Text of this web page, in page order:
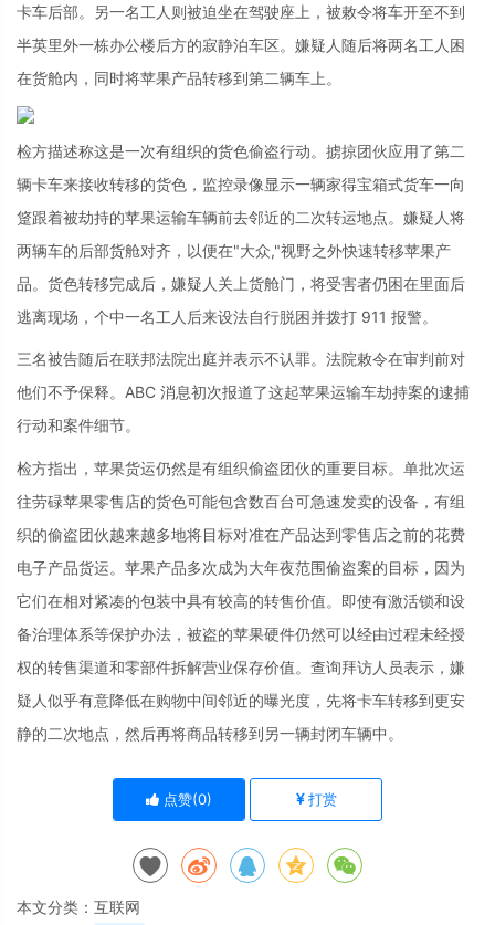
卡车后部。另一名工人则被迫坐在驾驶座上，被敕令将车开至不到
半英里外一栋办公楼后方的寂静泊车区。嫌疑人随后将两名工人困
在货舱内，同时将苹果产品转移到第二辆车上。
检方描述称这是一次有组织的货色偷盗行动。掳掠团伙应用了第二
辆卡车来接收转移的货色，监控录像显示一辆家得宝箱式货车一向
跾跟着被劫持的苹果运输车辆前去邻近的二次转运地点。嫌疑人将
两辆车的后部货舱对齐，以便在"大众,"视野之外快速转移苹果产
品。货色转移完成后，嫌疑人关上货舱门，将受害者仍困在里面后
逃离现场，个中一名工人后来设法自行脱困并拨打 911 报警。
三名被告随后在联邦法院出庭并表示不认罪。法院敕令在审判前对
他们不予保释。ABC 消息初次报道了这起苹果运输车劫持案的逮捕
行动和案件细节。
检方指出，苹果货运仍然是有组织偷盗团伙的重要目标。单批次运
往劳碌苹果零售店的货色可能包含数百台可急速发卖的设备，有组
织的偷盗团伙越来越多地将目标对准在产品达到零售店之前的花费
电子产品货运。苹果产品多次成为大年夜范围偷盗案的目标，因为
它们在相对紧凑的包装中具有较高的转售价值。即使有激活锁和设
备治理体系等保护办法，被盗的苹果硬件仍然可以经由过程未经授
权的转售渠道和零部件拆解营业保存价值。查询拜访人员表示，嫌
疑人似乎有意降低在购物中间邻近的曝光度，先将卡车转移到更安
静的二次地点，然后再将商品转移到另一辆封闭车辆中。
点赞(0) 打赏
本文分类： 互联网